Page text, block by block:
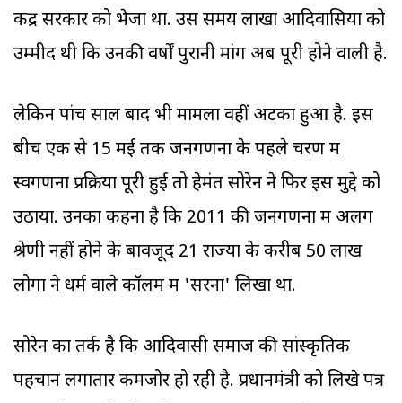
केंद्र सरकार को भेजा था. उस समय लाखों आदिवासियों को
उम्मीद थी कि उनकी वर्षों पुरानी मांग अब पूरी होने वाली है.
लेकिन पांच साल बाद भी मामला वहीं अटका हुआ है. इस
बीच एक से 15 मई तक जनगणना के पहले चरण में
स्वगणना प्रक्रिया पूरी हुई तो हेमंत सोरेन ने फिर इस मुद्दे को
उठाया. उनका कहना है कि 2011 की जनगणना में अलग
श्रेणी नहीं होने के बावजूद 21 राज्यों के करीब 50 लाख
लोगों ने धर्म वाले कॉलम में 'सरना' लिखा था.
सोरेन का तर्क है कि आदिवासी समाज की सांस्कृतिक
पहचान लगातार कमजोर हो रही है. प्रधानमंत्री को लिखे पत्र